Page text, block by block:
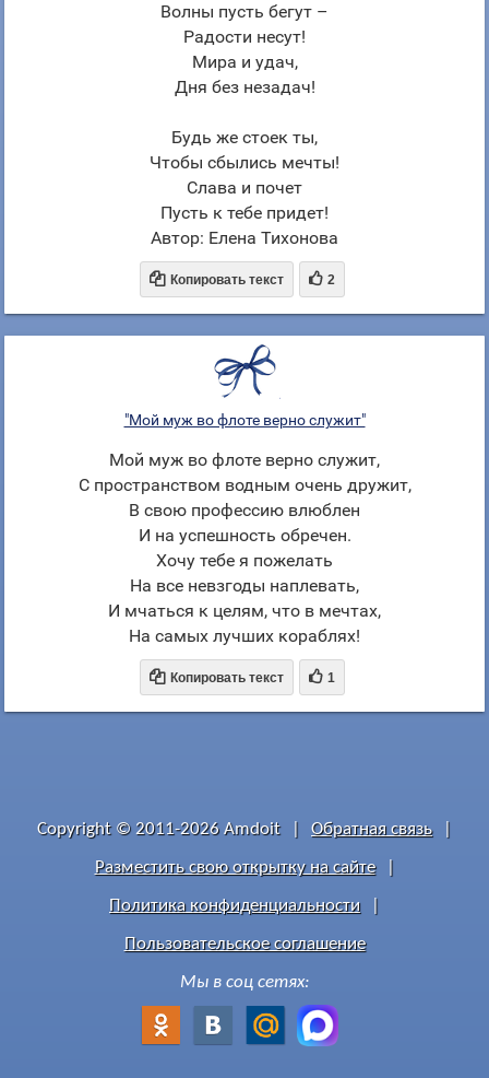
Волны пусть бегут –
Радости несут!
Мира и удач,
Дня без незадач!
Будь же стоек ты,
Чтобы сбылись мечты!
Слава и почет
Пусть к тебе придет!
Автор: Елена Тихонова
 Копировать текст  2
"Мой муж во флоте верно служит"
Мой муж во флоте верно служит,
С пространством водным очень дружит,
В свою профессию влюблен
И на успешность обречен.
Хочу тебе я пожелать
На все невзгоды наплевать,
И мчаться к целям, что в мечтах,
На самых лучших кораблях!
 Копировать текст  1
Copyright © 2011-2026 Amdoit Обратная связь
Разместить свою открытку на сайте
Политика конфиденциальности
Пользовательское соглашение
Мы в соц сетях: